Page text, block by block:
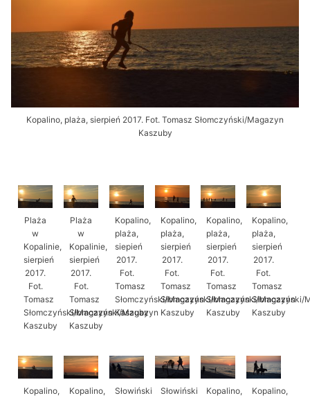
Kopalino, plaża, sierpień 2017. Fot. Tomasz Słomczyński/Magazyn
Kaszuby
Plaża
w
Kopalinie,
sierpień
2017.
Fot.
Tomasz
Słomczyński/Magazyn
Kaszuby
Plaża
w
Kopalinie,
sierpień
2017.
Fot.
Tomasz
Słomczyński/Magazyn
Kaszuby
Kopalino,
plaża,
siepień
2017.
Fot.
Tomasz
Słomczyński/Magazyn
Kaszuby
Kopalino,
plaża,
sierpień
2017.
Fot.
Tomasz
Słomczyński/Magazyn
Kaszuby
Kopalino,
plaża,
sierpień
2017.
Fot.
Tomasz
Słomczyński/Magazyn
Kaszuby
Kopalino,
plaża,
sierpień
2017.
Fot.
Tomasz
Słomczyński/
Kaszuby
Kopalino,
Kopalino,
Słowiński
Słowiński
Kopalino,
Kopalino,